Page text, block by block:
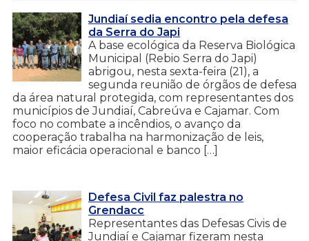
Jundiaí sedia encontro pela defesa
da Serra do Japi
A base ecológica da Reserva Biológica
Municipal (Rebio Serra do Japi)
abrigou, nesta sexta-feira (21), a
segunda reunião de órgãos de defesa
da área natural protegida, com representantes dos
municípios de Jundiaí, Cabreúva e Cajamar. Com
foco no combate a incêndios, o avanço da
cooperação trabalha na harmonização de leis,
maior eficácia operacional e banco […]
Defesa Civil faz palestra no
Grendacc
Representantes das Defesas Civis de
Jundiaí e Cajamar fizeram nesta